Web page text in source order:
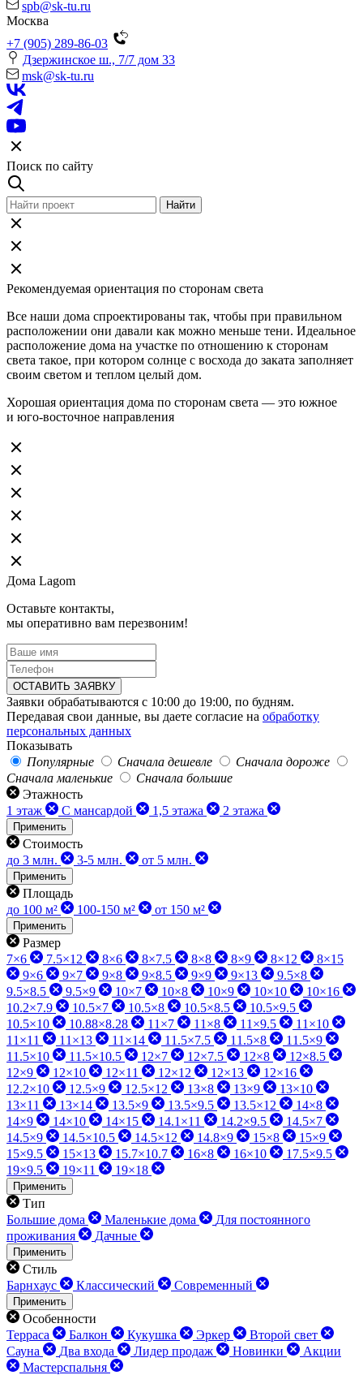
spb@sk-tu.ru
Москва
+7 (905) 289-86-03
Дзержинское ш., 7/7 дом 33
msk@sk-tu.ru
Поиск по сайту
Рекомендуемая ориентация по сторонам света
Все наши дома спроектированы так, чтобы при правильном
расположении они давали как можно меньше тени. Идеальное
расположение дома на участке по отношению к сторонам
света такое, при котором солнце с восхода до заката заполняет
своим светом и теплом целый дом.
Хорошая ориентация дома по сторонам света — это южное
и юго-восточное направления
Дома Lagom
Оставьте контакты,
мы оперативно вам перезвоним!
ОСТАВИТЬ ЗАЯВКУ
Заявки обрабатываются с 10:00 до 19:00, по будням.
Передавая свои данные, вы даете согласие на обработку
персональных данных
Показывать
Популярные
Сначала дешевле
Сначала дороже
Сначала маленькие
Сначала большие
Этажность
1 этаж
С мансардой 1,5 этажа 2 этажа
Применить
Стоимость
до 3 млн.
3-5 млн. от 5 млн.
Применить
Площадь
до 100 м²
100-150 м² от 150 м²
Применить
Размер
7×6
7.5×12 8×6 8×7.5 8×8 8×9 8×12
8×15
9×6
9×7 9×8 9×8.5 9×9 9×13
9.5×8
9.5×8.5
9.5×9 10×7 10×8 10×9 10×10
10×16
10.2×7.9
10.5×7 10.5×8 10.5×8.5
10.5×9.5
10.5×10
10.88×8.28 11×7 11×8 11×9.5
11×10
11×11
11×13 11×14 11.5×7.5 11.5×8
11.5×9
11.5×10
11.5×10.5 12×7 12×7.5 12×8
12×8.5
12×9
12×10 12×11 12×12 12×13
12×16
12.2×10
12.5×9 12.5×12 13×8 13×9
13×10
13×11
13×14 13.5×9 13.5×9.5 13.5×12
14×8
14×9
14×10 14×15 14.1×11 14.2×9.5
14.5×7
14.5×9
14.5×10.5 14.5×12 14.8×9 15×8
15×9
15×9.5
15×13 15.7×10.7 16×8 16×10
17.5×9.5
19×9.5
19×11 19×18
Применить
Тип
Большие дома
Маленькие дома
Для постоянного
проживания
Дачные
Применить
Стиль
Барнхаус
Классический Современный
Применить
Особенности
Терраса
Балкон Кукушка Эркер
Второй свет
Сауна
Два входа Лидер продаж Новинки
Акции
Мастерспальня